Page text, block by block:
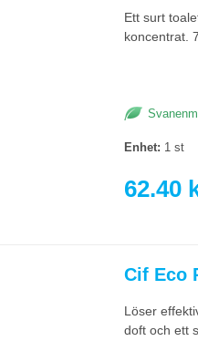
Ett surt
koncentrat.
Enhet: 1 st
62.40
Cif Eco
Löser
doft och ett